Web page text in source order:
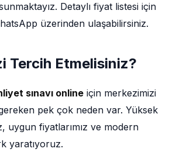
Detaylı fiyat listesi için
üzerinden ulaşabilirsiniz.
Tercih Etmelisiniz?
sınavı online için merkezimizi
pek çok neden var. Yüksek
uygun fiyatlarımız ve modern
yaratıyoruz.